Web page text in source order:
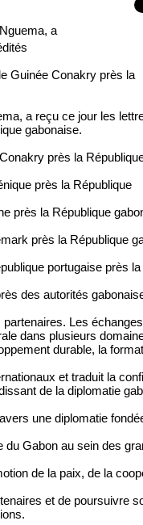
a
Guinée Conakry près la
a reçu ce jour les
gabonaise.
près la
près la République
près la République
près la République
portugaise près la
des autorités
Les
dans plusieurs
durable, la
et traduit la
de la diplomatie
une diplomatie
Gabon au sein des
de la paix, de la
et de poursuivre